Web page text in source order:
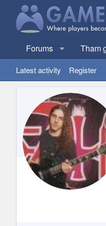
Forums Tham
Latest activity Register